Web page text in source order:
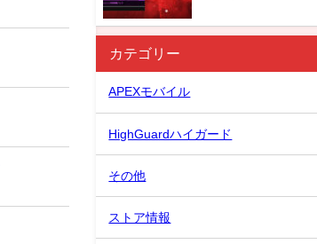
カテゴリー
APEXモバイル
HighGuardハイガード
その他
ストア情報